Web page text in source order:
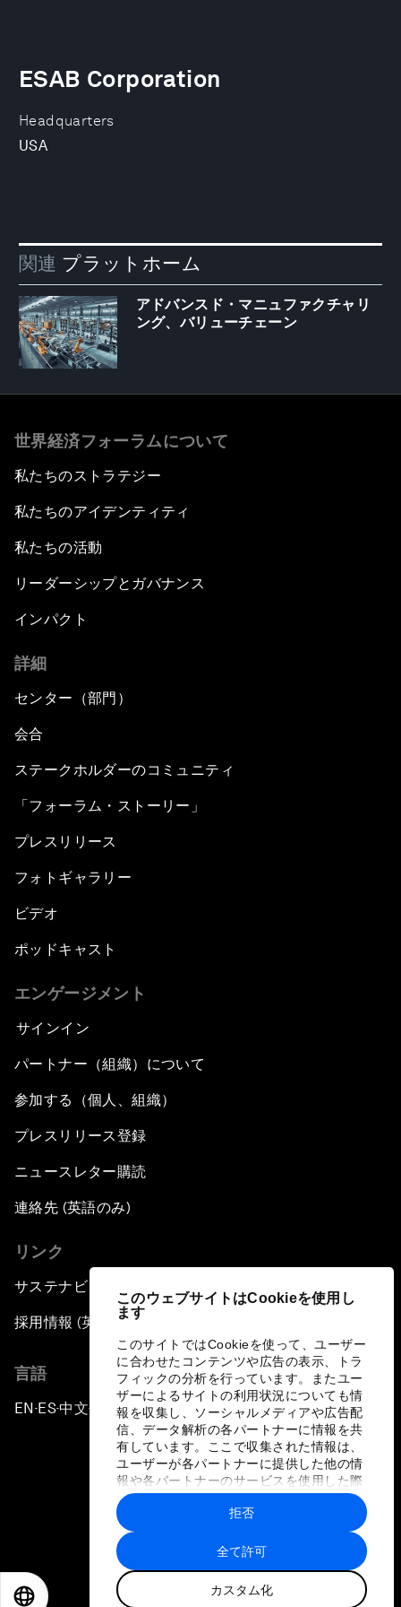
このウェブサイトはCookieを使用し
ます
このサイトではCookieを使って、ユーザー
に合わせたコンテンツや広告の表示、トラ
フィックの分析を行っています。またユー
ザーによるサイトの利用状況についても情
報を収集し、ソーシャルメディアや広告配
信、データ解析の各パートナーに情報を共
有しています。ここで収集された情報は、
ユーザーが各パートナーに提供した他の情
報や各パートナーのサービスを使用した際
に収集された情報と組み合わされ、各パー
トナーによって使用されることがありま
す。
全て許可
カスタム化
拒否
Headquarters
USA
ESAB Corporation
関連 プラットホーム
アドバンスド・マニュファクチャリ
ング、バリューチェーン
世界経済フォーラムについて
私たちのストラテジー
私たちのアイデンティティ
私たちの活動
リーダーシップとガバナンス
インパクト
詳細
センター（部門）
会合
ステークホルダーのコミュニティ
「フォーラム・ストーリー」
プレスリリース
フォトギャラリー
ビデオ
ポッドキャスト
エンゲージメント
サインイン
パートナー（組織）について
参加する（個人、組織）
プレスリリース登録
ニュースレター購読
連絡先 (英語のみ)
リンク
サステナビリティへの取り組み
採用情報 (英語のみ)
言語
EN ▪ES▪中文▪ 日本語
プライバシーポリシーと利用規約
サイトマップ
©
世界経済フォーラム